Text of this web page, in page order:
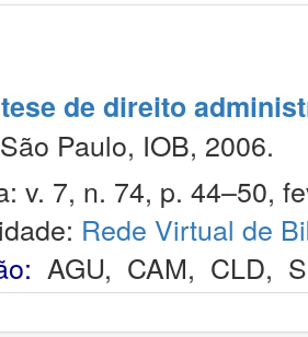
de direito
Paulo, IOB, 2006.
v. 7, n. 74, p. 44–50,
Rede Virtual de
AGU, CAM, CLD,